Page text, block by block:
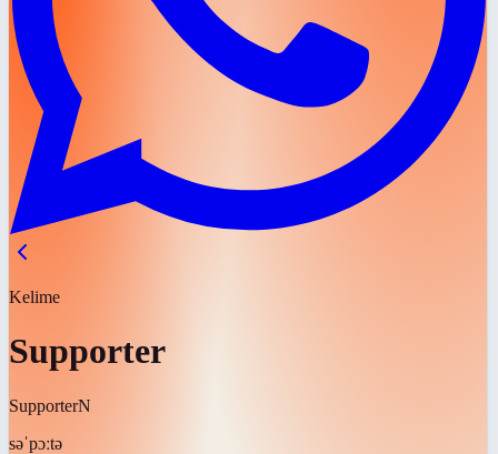
Kelime
Supporter
SupporterN
səˈpɔːtə